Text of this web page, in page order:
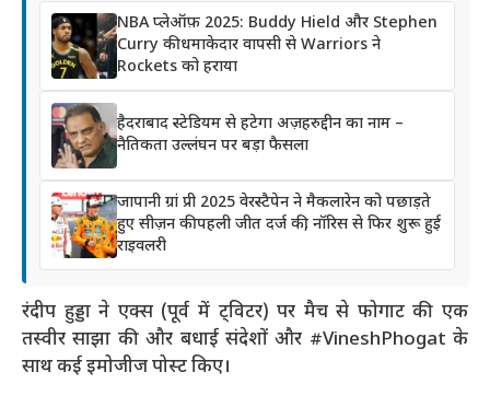
NBA प्लेऑफ़ 2025: Buddy Hield और Stephen
Curry की धमाकेदार वापसी से Warriors ने
Rockets को हराया
हैदराबाद स्टेडियम से हटेगा अज़हरुद्दीन का नाम –
नैतिकता उल्लंघन पर बड़ा फैसला
जापानी ग्रां प्री 2025 वेरस्टैपेन ने मैकलारेन को पछाड़ते
हुए सीज़न की पहली जीत दर्ज की, नॉरिस से फिर शुरू हुई
राइवलरी
रंदीप हुड्डा ने एक्स (पूर्व में ट्विटर) पर मैच से फोगाट की एक
तस्वीर साझा की और बधाई संदेशों और #VineshPhogat के
साथ कई इमोजीज पोस्ट किए।